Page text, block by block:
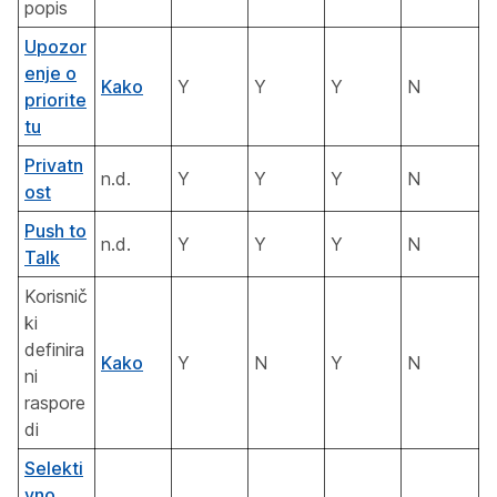
popis
Upozor
enje o
priorite
tu
Kako Y Y Y N
Privatn
ost
n.d. Y Y Y N
Push to
Talk
n.d. Y Y Y N
Korisnič
ki
definira
ni
raspore
di
Kako Y N Y N
Selekti